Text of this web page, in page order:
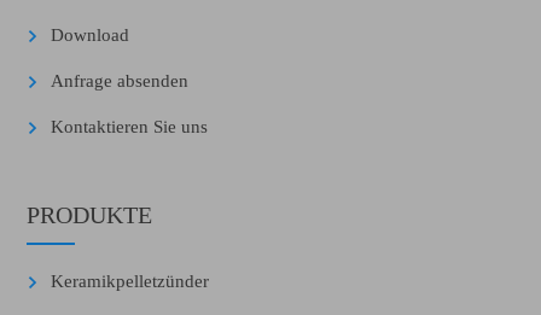
Download
Anfrage absenden
Kontaktieren Sie uns
PRODUKTE
Keramikpelletzünder